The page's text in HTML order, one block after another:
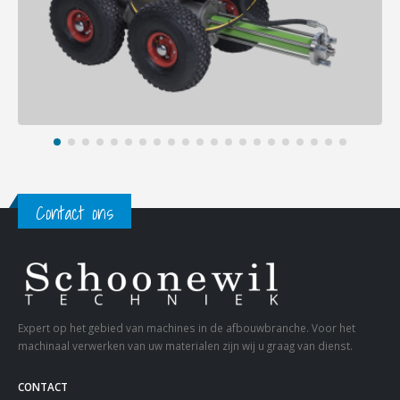
Contact ons
Expert op het gebied van machines in de afbouwbranche. Voor het
machinaal verwerken van uw materialen zijn wij u graag van dienst.
CONTACT